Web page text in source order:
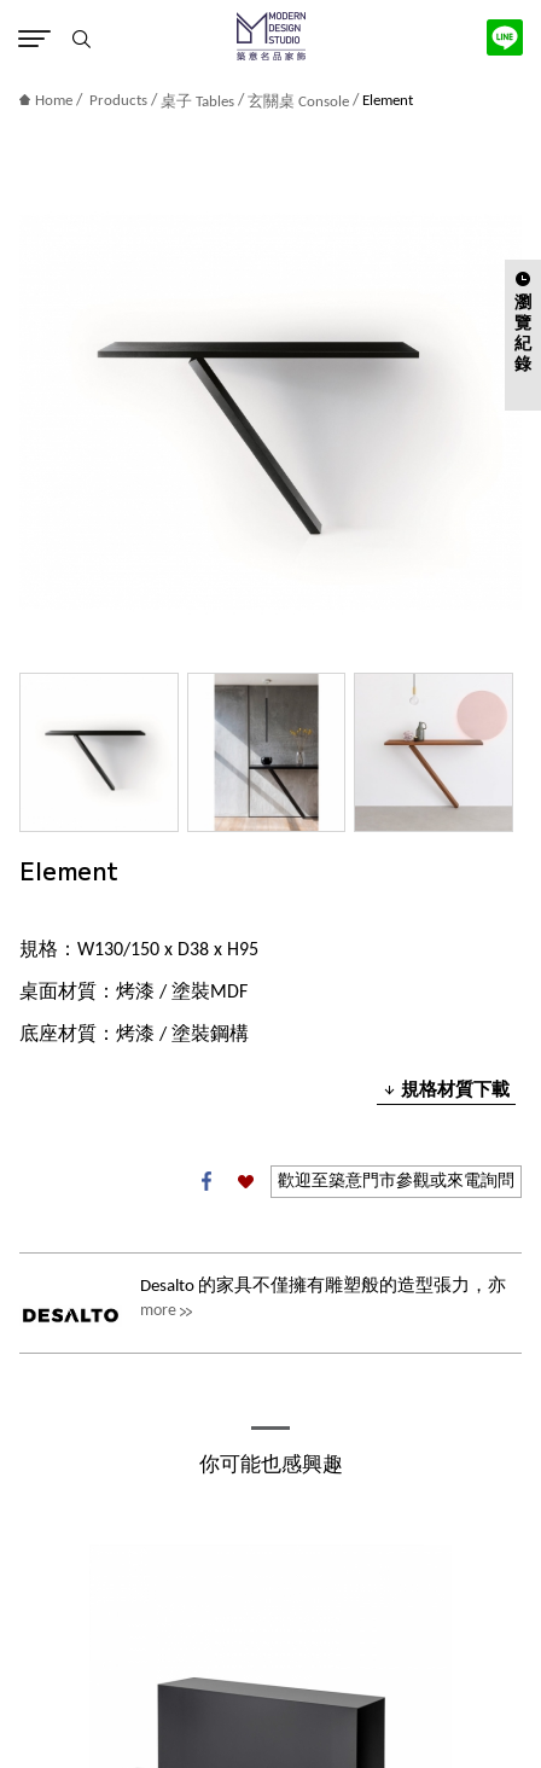
瀏
覽
紀
錄
Home/ Products/ 桌子 Tables/ 玄關桌 Console/ Element
Element
規格：W130/150 x D38 x H95
桌面材質：烤漆 / 塗裝MDF
底座材質：烤漆 / 塗裝鋼構
規格材質下載
歡迎至築意門市參觀或來電詢問
Desalto 的家具不僅擁有雕塑般的造型張力，亦
在日常使用中提供舒適與功能性。這份...
more
你可能也感興趣
版權宣告